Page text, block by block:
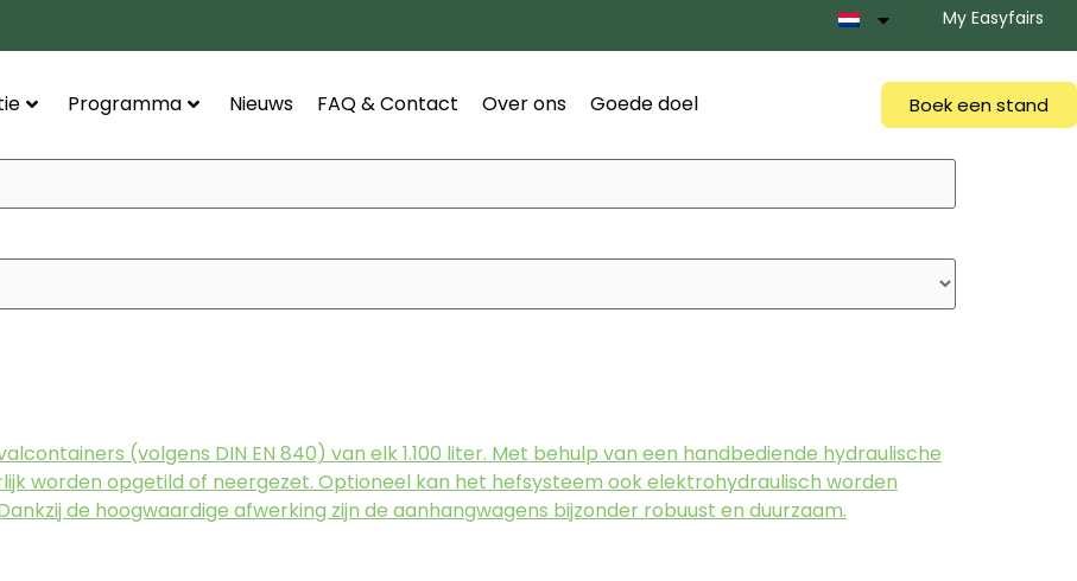
My Easyfairs
Programma Nieuws FAQ & Contact Over ons Goede doel Boek een stand
(volgens DIN EN 840) van elk 1.100 liter. Met behulp van een handbediende hydraulische
worden opgetild of neergezet. Optioneel kan het hefsysteem ook elektrohydraulisch worden
de hoogwaardige afwerking zijn de aanhangwagens bijzonder robuust en duurzaam.